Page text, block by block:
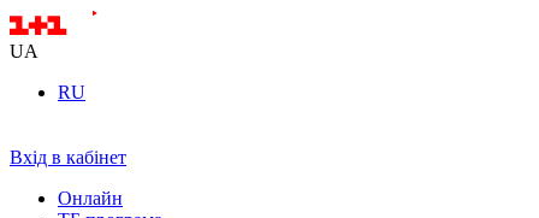
UA
RU
Вхід в кабінет
Онлайн